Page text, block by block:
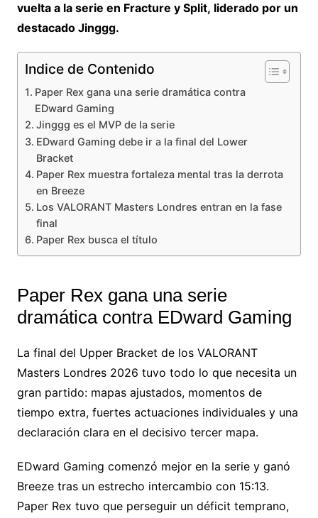
vuelta a la serie en Fracture y Split, liderado por un
destacado Jinggg.
Indice de Contenido
Paper Rex gana una serie dramática contra
EDward Gaming
Jinggg es el MVP de la serie
EDward Gaming debe ir a la final del Lower
Bracket
Paper Rex muestra fortaleza mental tras la derrota
en Breeze
Los VALORANT Masters Londres entran en la fase
final
Paper Rex busca el título
Paper Rex gana una serie
dramática contra EDward Gaming
La final del Upper Bracket de los VALORANT
Masters Londres 2026 tuvo todo lo que necesita un
gran partido: mapas ajustados, momentos de
tiempo extra, fuertes actuaciones individuales y una
declaración clara en el decisivo tercer mapa.
EDward Gaming comenzó mejor en la serie y ganó
Breeze tras un estrecho intercambio con 15:13.
Paper Rex tuvo que perseguir un déficit temprano,